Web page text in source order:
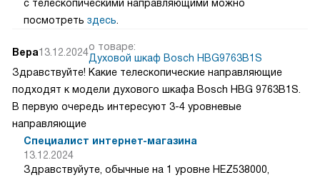
с телескопическими направляющими можно
посмотреть здесь
Вера13.12.2024о товаре:
Духовой шкаф Bosch HBG9763B1S
Здравствуйте! Какие телескопические направляющие
подходят к модели духового шкафа Bosch HBG 9763B1S.
В первую очередь интересуют 3-4 уровневые
направляющие
Специалист интернет-магазина
13.12.2024
Здравствуйуте, обычные на 1 уровне HEZ538000,